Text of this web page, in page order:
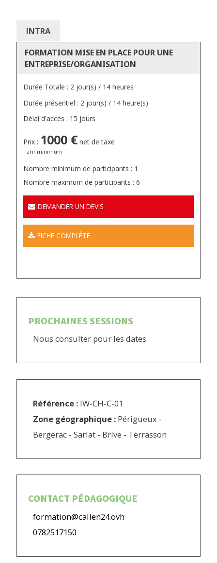
INTRA
FORMATION MISE EN PLACE POUR UNE
ENTREPRISE/ORGANISATION
Durée Totale : 2 jour(s) / 14 heures
Durée présentiel : 2 jour(s) / 14 heure(s)
Délai d'accès : 15 jours
Prix : 1000 € net de taxe
Tarif minimum
Nombre minimum de participants : 1
Nombre maximum de participants : 6
DEMANDER UN DEVIS
FICHE COMPLÈTE
PROCHAINES SESSIONS
Nous consulter pour les dates
Référence : IW-CH-C-01
Zone géographique : Périgueux -
Bergerac - Sarlat - Brive - Terrasson
CONTACT PÉDAGOGIQUE
formation@callen24.ovh
0782517150